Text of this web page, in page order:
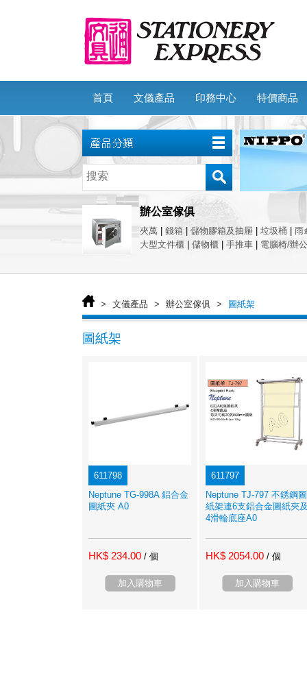
首頁 文儀產品 印務中心 特價商品
辦公室傢俱
夾萬 錢箱 儲物膠箱及抽屜 垃圾桶
雨
大型文件櫃
儲物櫃 手推車 電腦椅/辦
> 文儀產品 > 辦公室傢俱 > 圖紙架
圖紙架
611798
Neptune TG-998A 鋁合金
圖紙夾 A0
HK$ 234.00 / 個
加入購物車
611797
Neptune TJ-797 不銹鋼圖
紙架連6支鋁合金圖紙夾
4滑輪底座A0
HK$ 2054.00 / 個
加入購物車